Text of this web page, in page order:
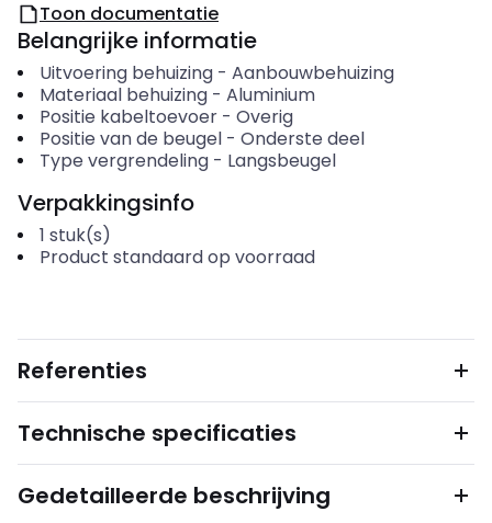
Toon documentatie
Belangrijke informatie
Uitvoering behuizing- Aanbouwbehuizing
Materiaal behuizing- Aluminium
Positie kabeltoevoer- Overig
Positie van de beugel- Onderste deel
Type vergrendeling- Langsbeugel
Verpakkingsinfo
1 stuk(s)
Product standaard op voorraad
Referenties
Technische specificaties
Gedetailleerde beschrijving